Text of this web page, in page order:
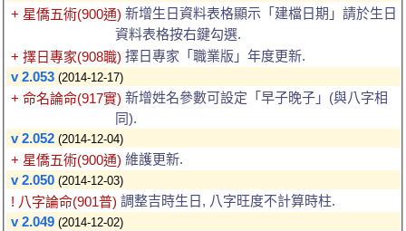
+ 星僑五術(900通) 新增生日資料表格顯示「建檔日期」請於生日
資料表格按右鍵勾選.
+ 擇日專家(908職) 擇日專家「職業版」年度更新.
v 2.053 (2014-12-17)
+ 命名論命(917實) 新增姓名參數可設定「早子晚子」(與八字相
同).
v 2.052 (2014-12-04)
+ 星僑五術(900通) 維護更新.
v 2.050 (2014-12-03)
! 八字論命(901普) 調整吉時生日, 八字旺度不計算時柱.
v 2.049 (2014-12-02)